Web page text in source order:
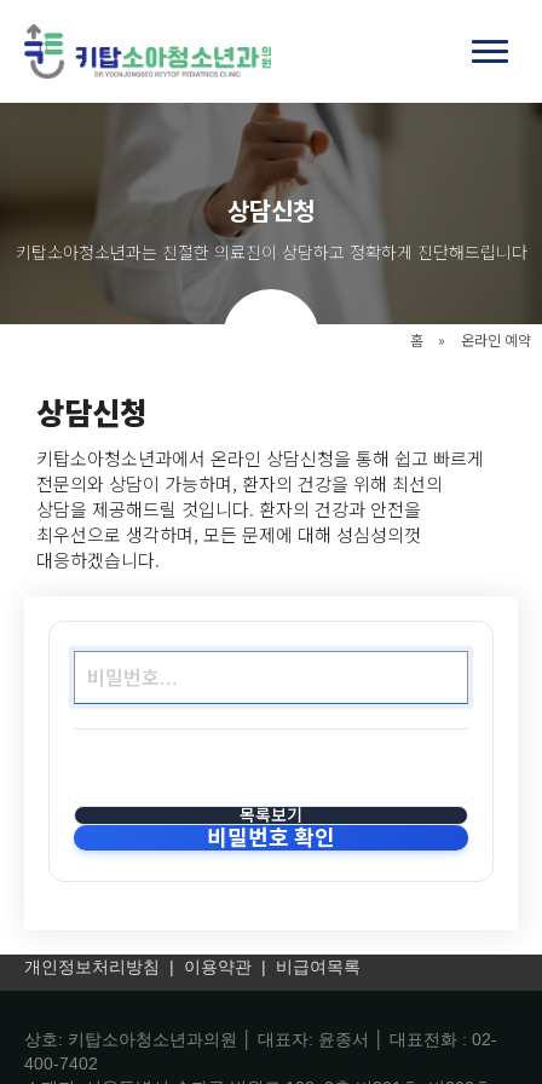
상담신청
키탑소아청소년과는 친절한 의료진이 상담하고 정확하게 진단해드립니다
홈 » 온라인 예약
상담신청
키탑소아청소년과에서 온라인 상담신청을 통해 쉽고 빠르게
전문의와 상담이 가능하며, 환자의 건강을 위해 최선의
상담을 제공해드릴 것입니다. 환자의 건강과 안전을
최우선으로 생각하며, 모든 문제에 대해 성심성의껏
대응하겠습니다.
목록보기
비밀번호 확인
개인정보처리방침 | 이용약관 | 비급여목록
상호: 키탑소아청소년과의원 │ 대표자: 윤종서 │ 대표전화 : 02-
400-7402